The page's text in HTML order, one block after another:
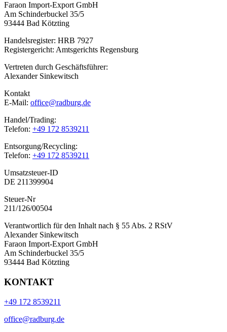
Faraon Import-Export GmbH
Am Schinderbuckel 35/5
93444 Bad Kötzting
Handelsregister: HRB 7927
Registergericht: Amtsgerichts Regensburg
Vertreten durch Geschäftsführer:
Alexander Sinkewitsch
Kontakt
E-Mail: office@radburg.de
Handel/Trading:
Telefon: +49 172 8539211
Entsorgung/Recycling:
Telefon: +49 172 8539211
Umsatzsteuer-ID
DE 211399904
Steuer-Nr
211/126/00504
Verantwortlich für den Inhalt nach § 55 Abs. 2 RStV
Alexander Sinkewitsch
Faraon Import-Export GmbH
Am Schinderbuckel 35/5
93444 Bad Kötzting
KONTAKT
+49 172 8539211
office@radburg.de